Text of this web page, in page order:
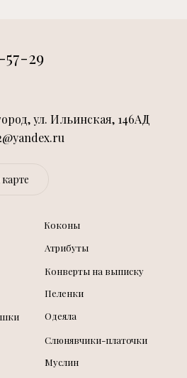
Конверты на выписку
Слюнявчики-платочки
Пеленки
Муслин
Одеяла
Коконы
Атрибуты
57-29
ул. Ильинская, 146АД